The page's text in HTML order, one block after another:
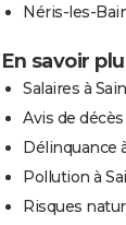
Néris-les-
En savoir
Salaires à
Avis de
Délinquance
Pollution à
Risques